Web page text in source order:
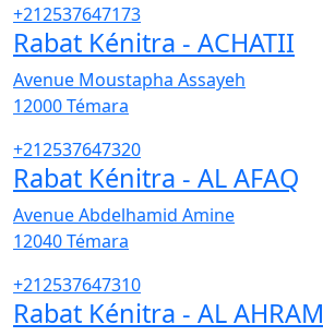
+212537647173
Rabat Kénitra - ACHATII
Avenue Moustapha Assayeh
12000Témara
+212537647320
Rabat Kénitra - AL AFAQ
Avenue Abdelhamid Amine
12040Témara
+212537647310
Rabat Kénitra - AL AHRAM